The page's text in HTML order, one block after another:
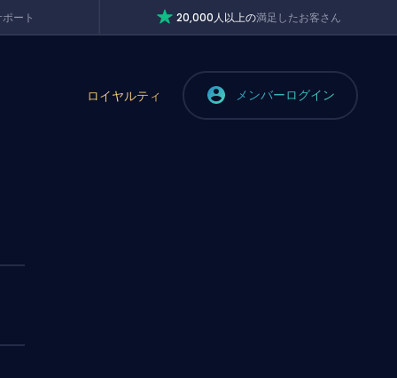
ート 20,000人以上の満足したお客さん
ロイヤルティ メンバーログイン